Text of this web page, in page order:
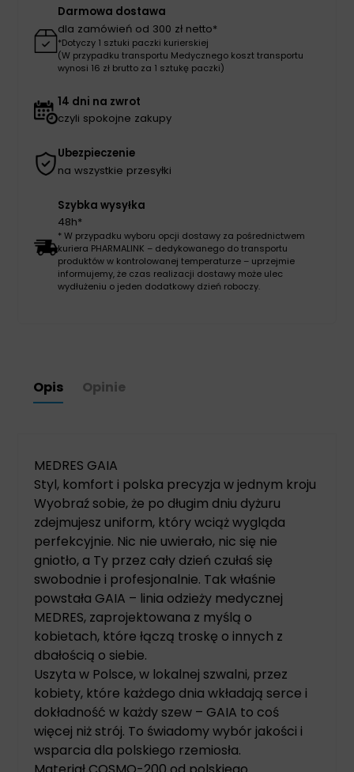
Darmowa dostawa
dla zamówień od 300 zł netto*
*Dotyczy 1 sztuki paczki kurierskiej
(W przypadku transportu Medycznego koszt transportu
wynosi 16 zł brutto za 1 sztukę paczki)
14 dni na zwrot
czyli spokojne zakupy
Ubezpieczenie
na wszystkie przesyłki
Szybka wysyłka
48h*
* W przypadku wyboru opcji dostawy za pośrednictwem
kuriera PHARMALINK – dedykowanego do transportu
produktów w kontrolowanej temperaturze – uprzejmie
informujemy, że czas realizacji dostawy może ulec
wydłużeniu o jeden dodatkowy dzień roboczy.
Opis Opinie
MEDRES GAIA
Styl, komfort i polska precyzja w jednym kroju
Wyobraź sobie, że po długim dniu dyżuru
zdejmujesz uniform, który wciąż wygląda
perfekcyjnie. Nic nie uwierało, nic się nie
gniotło, a Ty przez cały dzień czułaś się
swobodnie i profesjonalnie. Tak właśnie
powstała GAIA – linia odzieży medycznej
MEDRES, zaprojektowana z myślą o
kobietach, które łączą troskę o innych z
dbałością o siebie.
Uszyta w Polsce, w lokalnej szwalni, przez
kobiety, które każdego dnia wkładają serce i
dokładność w każdy szew – GAIA to coś
więcej niż strój. To świadomy wybór jakości i
wsparcia dla polskiego rzemiosła.